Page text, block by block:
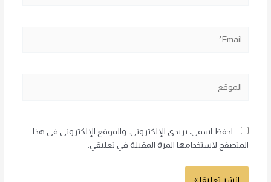
احفظ اسمي، بريدي الإلكتروني، والموقع الإلكتروني في هذا
المتصفح لاستخدامها المرة المقبلة في تعليقي.